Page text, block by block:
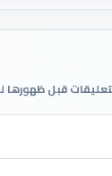
قبل ظهورها